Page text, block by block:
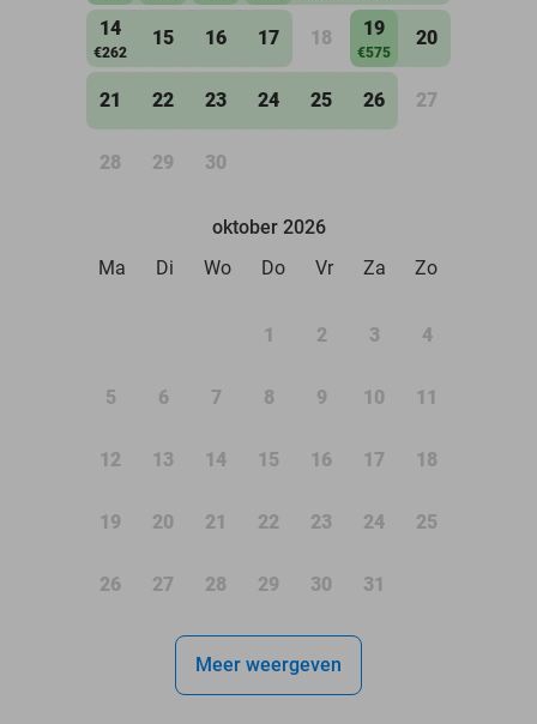
14
€262
15 16 17 18 19
€575
20
21 22 23 24 25 26 27
28 29 30
oktober 2026
Ma
Di Wo Do Vr Za Zo
1 2 3 4
5 6 7 8 9 10 11
12 13 14 15 16 17 18
19 20 21 22 23 24 25
26 27 28 29 30 31
Meer weergeven